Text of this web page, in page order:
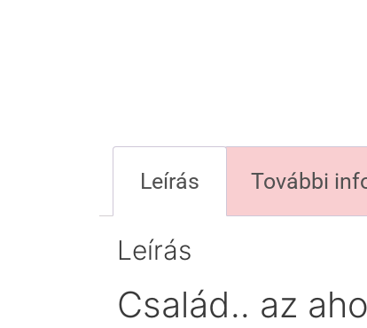
Leírás További
Leírás
Család.. az